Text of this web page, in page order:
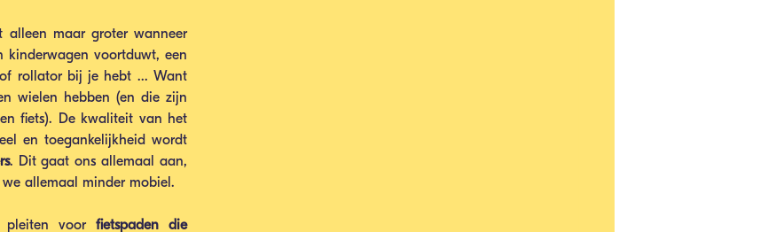
alleen maar groter wanneer
kinderwagen voortduwt, een
rollator bij je hebt ... Want
wielen hebben (en die zijn
fiets). De kwaliteit van het
. Dit gaat ons allemaal aan,
allemaal minder mobiel.
pleiten voor fietspaden die